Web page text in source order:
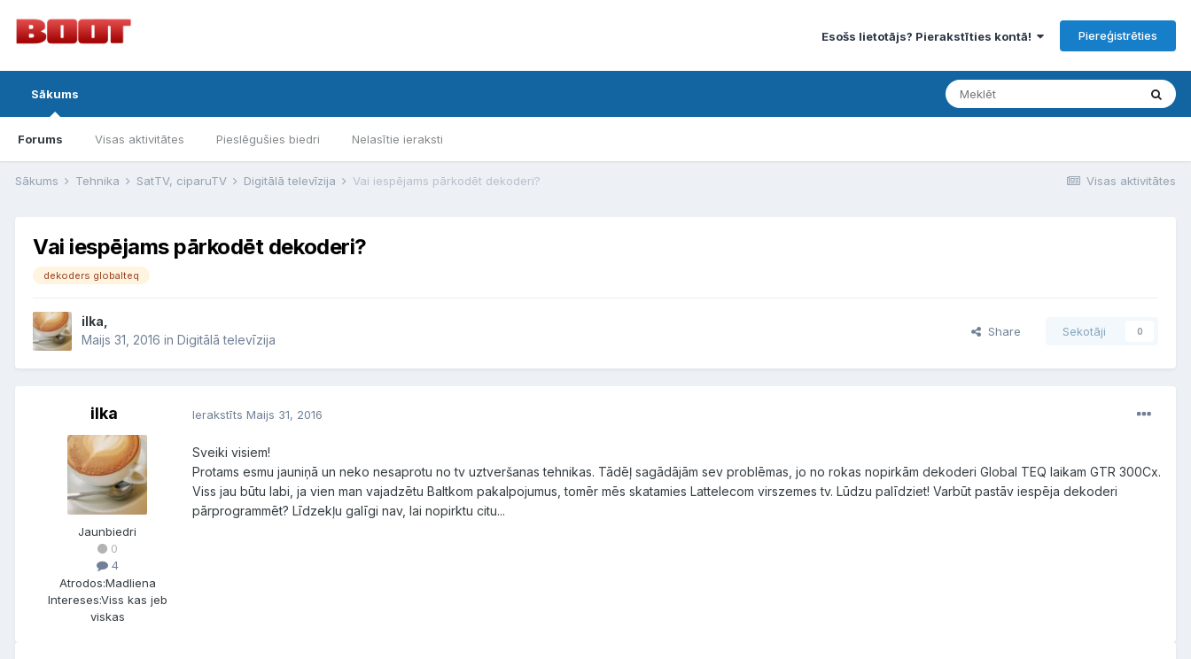
Esošs lietotājs? Pierakstīties kontā! Piereģistrēties
Sākums
Forums Visas aktivitātes Pieslēgušies biedri Nelasītie ieraksti
Visas aktivitātes
Sākums Tehnika SatTV, ciparuTV Digitālā televīzija Vai iespējams pārkodēt dekoderi?
Vai iespējams pārkodēt dekoderi?
dekoders globalteq
ilka,
Maijs 31, 2016 in Digitālā televīzija
Share Sekotāji 0
ilka
Jaunbiedri
0
4
Atrodos:Madliena
Intereses:Viss kas jeb
viskas
Ierakstīts Maijs 31, 2016
Sveiki visiem!
Protams esmu jauniņā un neko nesaprotu no tv uztveršanas tehnikas. Tādēļ sagādājām sev problēmas, jo no rokas nopirkām dekoderi Global TEQ laikam GTR 300Cx.
Viss jau būtu labi, ja vien man vajadzētu Baltkom pakalpojumus, tomēr mēs skatamies Lattelecom virszemes tv. Lūdzu palīdziet! Varbūt pastāv iespēja dekoderi
pārprogrammēt? Līdzekļu galīgi nav, lai nopirktu citu...